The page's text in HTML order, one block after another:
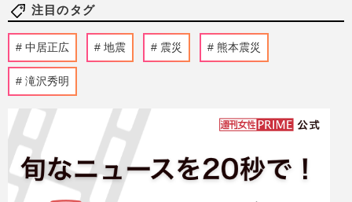
注目のタグ
中居正広 地震 震災 熊本震災
滝沢秀明